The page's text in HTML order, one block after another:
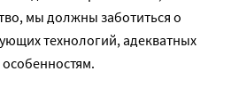
мы должны заботиться о
технологий, адекватных